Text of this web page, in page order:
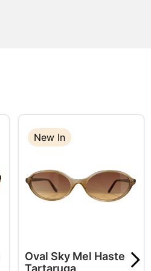
New In
Oval Sky Mel Haste
Tartaruga